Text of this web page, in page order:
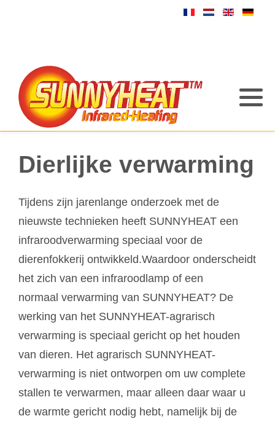
Dierlijke verwarming
Tijdens zijn jarenlange onderzoek met de
nieuwste technieken heeft SUNNYHEAT een
infraroodverwarming speciaal voor de
dierenfokkerij ontwikkeld.Waardoor onderscheidt
het zich van een infraroodlamp of een
normaal verwarming van SUNNYHEAT? De
werking van het SUNNYHEAT-agrarisch
verwarming is speciaal gericht op het houden
van dieren. Het agrarisch SUNNYHEAT-
verwarming is niet ontworpen om uw complete
stallen te verwarmen, maar alleen daar waar u
de warmte gericht nodig hebt, namelijk bij de